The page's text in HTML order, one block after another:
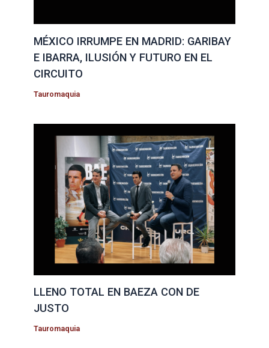
MÉXICO IRRUMPE EN MADRID: GARIBAY
E IBARRA, ILUSIÓN Y FUTURO EN EL
CIRCUITO
Tauromaquia
LLENO TOTAL EN BAEZA CON DE
JUSTO
Tauromaquia